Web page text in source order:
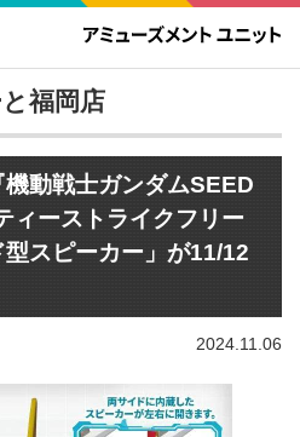
福岡店
機動戦士ガンダムSEED
ィーストライクフリー
スピーカー」が11/12
2024.11.06